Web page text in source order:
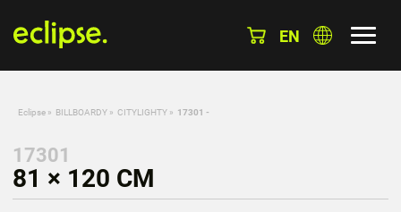
EN
Eclipse » BILLBOARDY » CITYLIGHTY » 17301 -
17301
81 × 120 CM